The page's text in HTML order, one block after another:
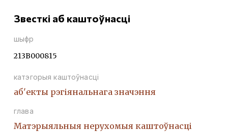
Звесткі аб каштоўнасці
шыфр
213В000815
катэгорыя каштоўнасці
аб'екты рэгіянальнага значэння
глава
Матэрыяльныя нерухомыя каштоўнасці